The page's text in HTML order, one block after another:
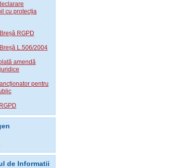
cu protecția
RGPD
L.506/2004
amendă
pentru
de Informatii